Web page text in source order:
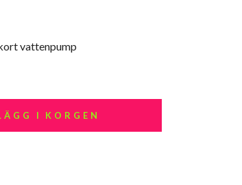
vattenpump
I KORGEN